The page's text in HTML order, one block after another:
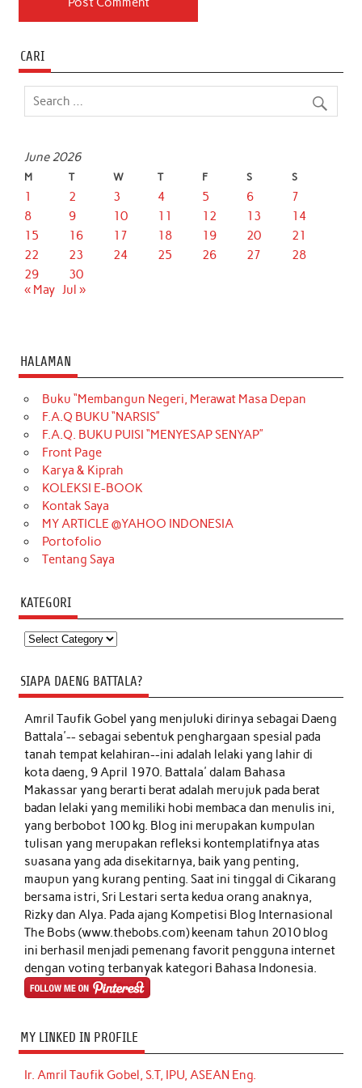
CARI
June 2026
M T W T F S S
1 2 3 4 5 6
7
8
9 10 11 12 13
14
15
16 17 18 19 20
21
22
23 24 25 26 27
28
29
30
« May Jul »
HALAMAN
Buku “Membangun Negeri, Merawat Masa Depan
F.A.Q BUKU “NARSIS”
F.A.Q. BUKU PUISI “MENYESAP SENYAP”
Front Page
Karya & Kiprah
KOLEKSI E-BOOK
Kontak Saya
MY ARTICLE @YAHOO INDONESIA
Portofolio
Tentang Saya
KATEGORI
Kategori
SIAPA DAENG BATTALA?
Amril Taufik Gobelyang menjuluki dirinya sebagai Daeng
Battala'-- sebagai sebentuk penghargaan spesial pada
tanah tempat kelahiran--ini adalah lelaki yang lahir di
kota daeng, 9 April 1970. Battala' dalam Bahasa
Makassar yang berarti berat adalah merujuk pada berat
badan lelaki yang memiliki hobi membaca dan menulis ini,
yang berbobot 100 kg. Blog ini merupakan kumpulan
tulisan yang merupakan refleksi kontemplatifnya atas
suasana yang ada disekitarnya, baik yang penting,
maupun yang kurang penting. Saat ini tinggal di Cikarang
bersama istri, Sri Lestari serta kedua orang anaknya,
Rizky dan Alya. Pada ajang Kompetisi Blog Internasional
The Bobs (www.thebobs.com) keenam tahun 2010 blog
ini berhasil menjadi pemenang favorit pengguna internet
dengan voting terbanyak kategori Bahasa Indonesia.
MY LINKED IN PROFILE
Ir. Amril Taufik Gobel, S.T, IPU, ASEAN Eng.